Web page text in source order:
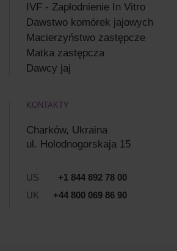
IVF - Zapłodnienie In Vitro
Dawstwo komórek jajowych
Macierzyństwo zastępcze
Matka zastępcza
Dawcy jaj
KONTAKTY
Charków, Ukraina
ul. Holodnogorskaja 15
US
+1 844 892 78 00
UK
+44 800 069 86 90